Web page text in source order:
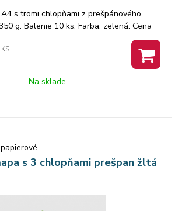
s tromi chlopňami z prešpánového
g. Balenie 10 ks. Farba: zelená. Cena
Na sklade
s 3 chlopňami prešpan žltá